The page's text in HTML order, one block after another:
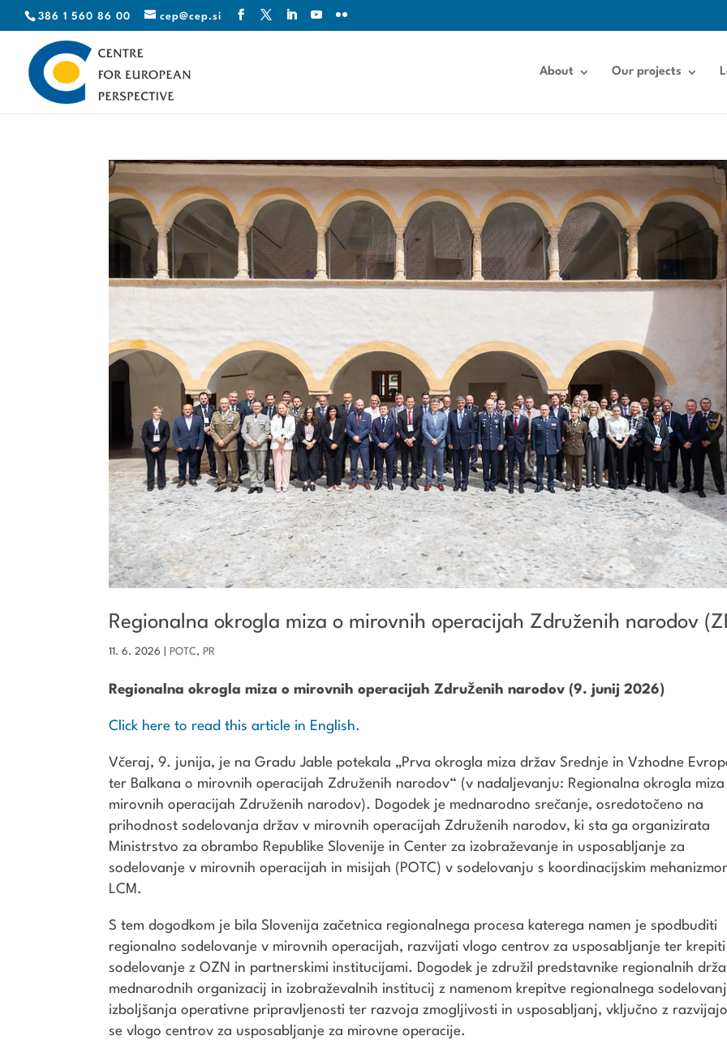
386 1 560 86 00 cep@cep.si
About Our projects
Regionalna okrogla miza o mirovnih operacijah Združenih narodov
11. 6. 2026 POTC, PR
Regionalna okrogla miza o mirovnih operacijah Združenih narodov (9. junij 2026)
Click here to read this article in English.
Včeraj, 9. junija, je na Gradu Jable potekala „Prva okrogla miza držav Srednje in Vzhodne
ter Balkana o mirovnih operacijah Združenih narodov“ (v nadaljevanju: Regionalna okrogla miza
mirovnih operacijah Združenih narodov). Dogodek je mednarodno srečanje, osredotočeno na
prihodnost sodelovanja držav v mirovnih operacijah Združenih narodov, ki sta ga organizirata
Ministrstvo za obrambo Republike Slovenije in Center za izobraževanje in usposabljanje za
sodelovanje v mirovnih operacijah in misijah (POTC) v sodelovanju s koordinacijskim
LCM.
S tem dogodkom je bila Slovenija začetnica regionalnega procesa katerega namen je spodbuditi
regionalno sodelovanje v mirovnih operacijah, razvijati vlogo centrov za usposabljanje ter krepiti
sodelovanje z OZN in partnerskimi institucijami. Dogodek je združil predstavnike regionalnih
mednarodnih organizacij in izobraževalnih institucij z namenom krepitve regionalnega
izboljšanja operativne pripravljenosti ter razvoja zmogljivosti in usposabljanj, vključno z
se vlogo centrov za usposabljanje za mirovne operacije.